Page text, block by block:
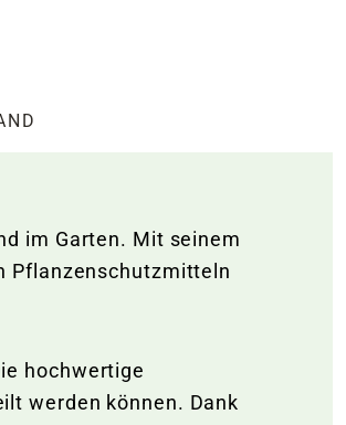
im Garten. Mit seinem
Pflanzenschutzmitteln
hochwertige
werden können. Dank